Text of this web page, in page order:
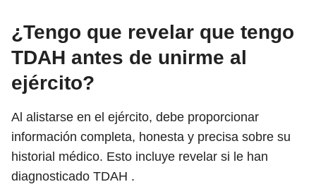
¿Tengo que revelar que tengo
TDAH antes de unirme al
ejército?
Al alistarse en el ejército, debe proporcionar
información completa, honesta y precisa sobre su
historial médico. Esto incluye revelar si le han
diagnosticado TDAH .